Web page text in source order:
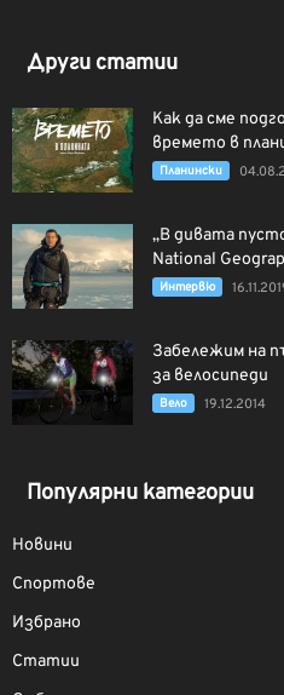
Други статии
Как да сме
времето в
Планински
„В дивата
National
Интервю
Забележим на
за велосипеди
Вело 19.12.2014
Популярни категории
Новини
Спортове
Избрано
Статии